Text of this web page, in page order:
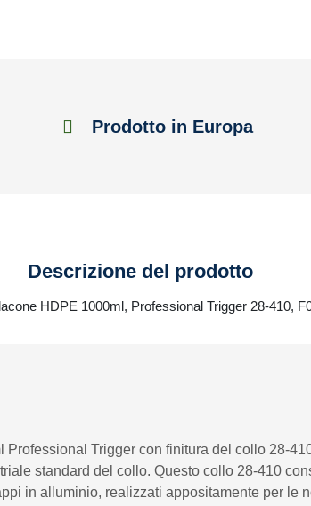
Prodotto in Europa
Descrizione del prodotto
HDPE 1000ml, Professional Trigger 28-410,
Professional Trigger con finitura del collo 28-
standard del collo. Questo collo 28-410
in alluminio, realizzati appositamente per le